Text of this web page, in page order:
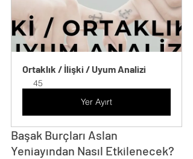
Ortaklık / İlişki / Uyum Analizi
45
Yer Ayırt
Başak Burçları Aslan
Yeniayından Nasıl Etkilenecek?